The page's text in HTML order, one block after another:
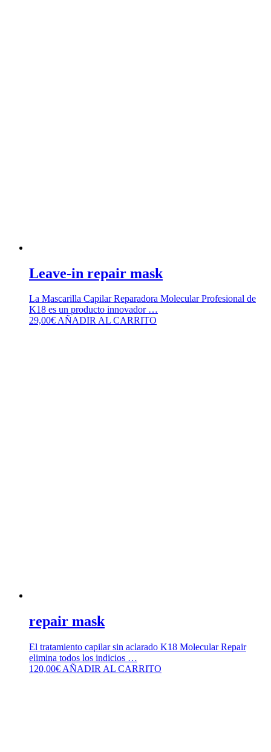
Leave-in repair mask
La Mascarilla Capilar Reparadora Molecular Profesional de
K18 es un producto innovador …
29,00€AÑADIR AL CARRITO
repair mask
El tratamiento capilar sin aclarado K18 Molecular Repair
elimina todos los indicios …
120,00€ AÑADIR AL CARRITO